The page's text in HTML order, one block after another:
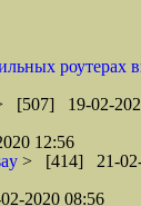
роутерах
[507] 19-02-
12:56
> [414] 21-02-
2020 08:56